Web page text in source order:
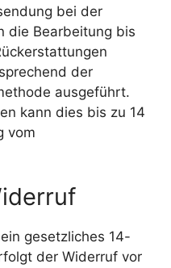
bei der
die Bearbeitung bis
der
ausgeführt.
kann dies bis zu 14
vom
gesetzliches 14-
der Widerruf vor